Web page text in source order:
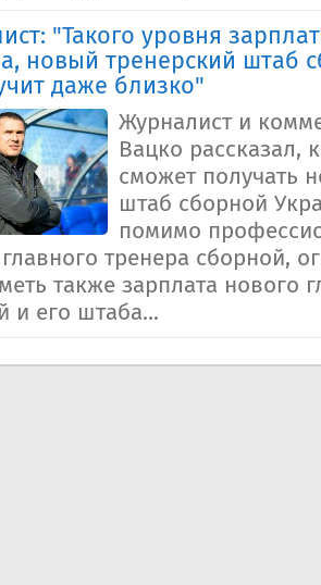
"Такого уровня
новый тренерский штаб
даже близко"
Журналист и
Вацко рассказал,
сможет получать
штаб сборной
помимо
тренера сборной,
также зарплата нового
и его штаба...